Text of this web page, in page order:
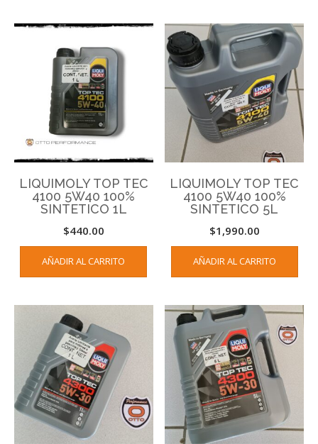
LIQUIMOLY TOP TEC
4100 5W40 100%
SINTETICO 1L
$440.00
AÑADIR AL CARRITO
LIQUIMOLY TOP TEC
4100 5W40 100%
SINTETICO 5L
$1,990.00
AÑADIR AL CARRITO